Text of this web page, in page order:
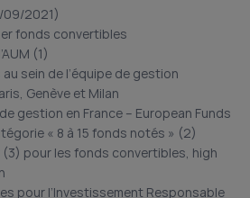
09/2021)
fonds convertibles
(1)
sein de l’équipe de gestion
Genève et Milan
gestion en France – European Funds
« 8 à 15 fonds notés » (2)
pour les fonds convertibles, high
pour l’Investissement Responsable